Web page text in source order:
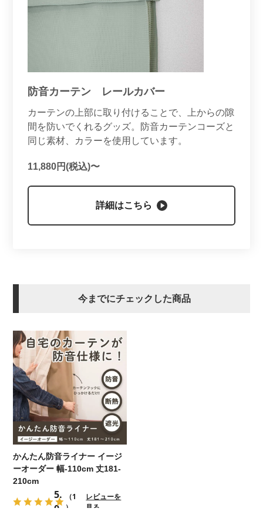
防音カーテン レールカバー
カーテンの上部に取り付けることで、上からの隙
間を防いでくれるグッズ。防音カーテンコーズと
同じ素材、カラーを使用しています。
11,880円(税込)〜
詳細はこちら
今までにチェックした商品
かんたん防音ライナー イージ
ーオーダー 幅-110cm 丈181-
210cm
5.
0
（1
）
レビューを
見る